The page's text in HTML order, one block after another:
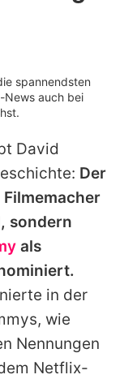
spannendsten
News auch bei
David
Der
sondern
als
in der
wie
Nennungen
Netflix-